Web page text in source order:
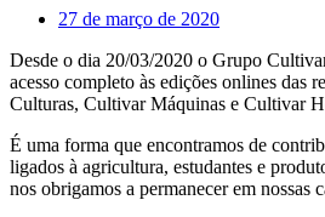
27 de março de 2020
Desde o dia 20/03/2020 o Grupo
acesso completo às edições onlines das
Culturas, Cultivar Máquinas e Cultivar
É uma forma que encontramos de
ligados à agricultura, estudantes e
nos obrigamos a permanecer em nossas